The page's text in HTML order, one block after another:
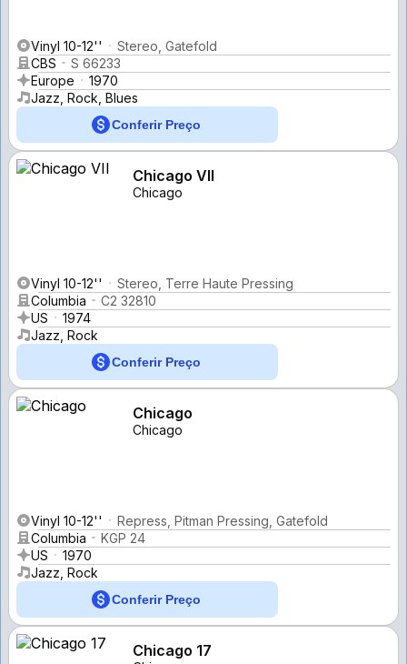
Vinyl 10-12''
Stereo, Gatefold
CBS
S 66233
Europe
1970
Jazz, Rock, Blues
Conferir Preço
Chicago VII
Chicago
Vinyl 10-12''
Stereo, Terre Haute Pressing
Columbia
C2 32810
US
1974
Jazz, Rock
Conferir Preço
Chicago
Chicago
Vinyl 10-12''
Repress, Pitman Pressing, Gatefold
Columbia
KGP 24
US
1970
Jazz, Rock
Conferir Preço
Chicago 17